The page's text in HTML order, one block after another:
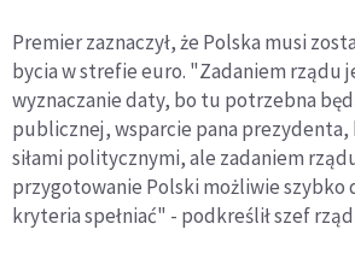
Premier zaznaczył, że Polska musi
bycia w strefie euro. "Zadaniem rządu
wyznaczanie daty, bo tu potrzebna
publicznej, wsparcie pana prezydenta,
siłami politycznymi, ale zadaniem
przygotowanie Polski możliwie szybko
kryteria spełniać" - podkreślił szef